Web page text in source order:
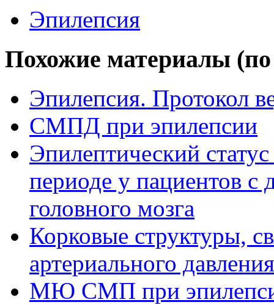
Эпилепсия
Похожие материалы (по
Эпилепсия. Протокол
СМПД при эпилепсии
Эпилептический
периоде у пациентов
головного мозга
Корковые структуры,
артериального давления
МЮ СМП при